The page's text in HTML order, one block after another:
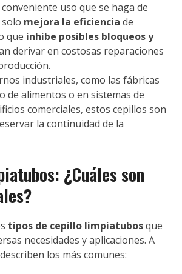
uso que se haga de
mejora la eficiencia de
que inhibe posibles bloqueos y
derivar en costosas reparaciones
industriales, como las fábricas
de alimentos o en sistemas de
comerciales, estos cepillos son
la continuidad de la
¿Cuáles son
tipos de cepillo limpiatubosque
necesidades y aplicaciones. A
los más comunes: